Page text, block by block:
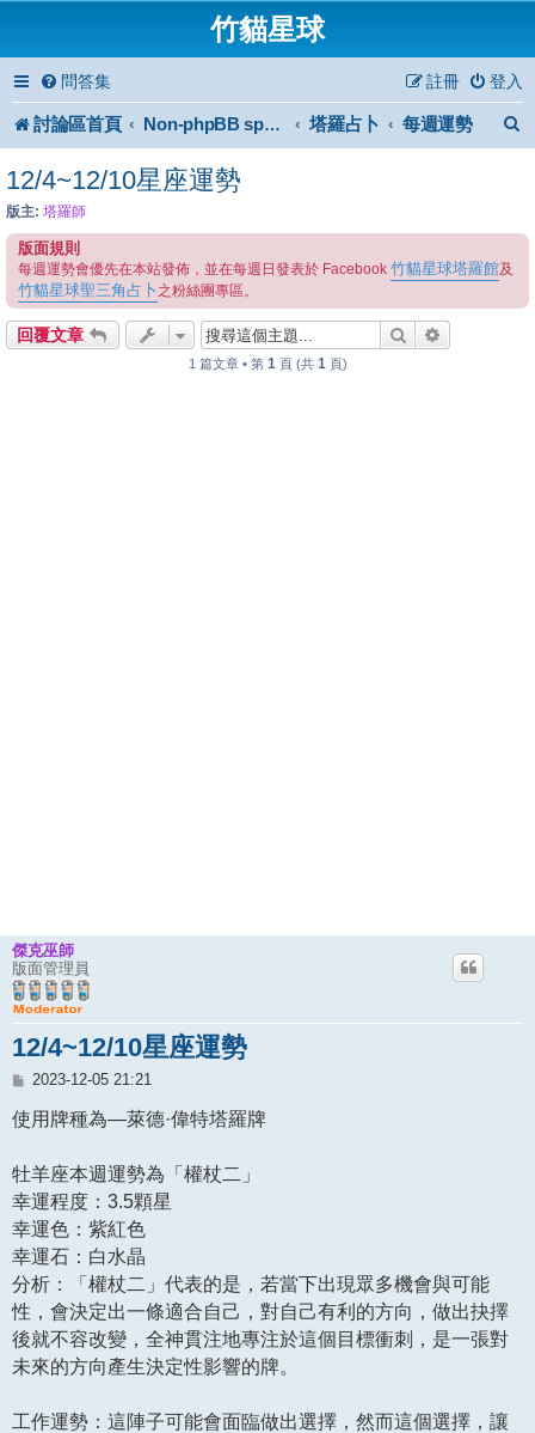
竹貓星球
問答集 登入
註冊
討論區首頁 Non-phpBB specific 塔羅占卜 每週運勢
12/4~12/10星座運勢
版主: 塔羅師
版面規則
每週運勢會優先在本站發佈，並在每週日發表於 Facebook 竹貓星球塔羅館及
竹貓星球聖三角占卜 之粉絲團專區。
回覆文章 搜尋
1 篇文章 • 第 1 頁 (共 1 頁)
傑克巫師
版面管理員
12/4~12/10星座運勢
文
2023-12-05 21:21
使用牌種為—萊德·偉特塔羅牌
牡羊座本週運勢為「權杖二」
幸運程度：3.5顆星
幸運色：紫紅色
幸運石：白水晶
分析：「權杖二」代表的是，若當下出現眾多機會與可能
性，會決定出一條適合自己，對自己有利的方向，做出抉擇
後就不容改變，全神貫注地專注於這個目標衝刺，是一張對
未來的方向產生決定性影響的牌。
工作運勢：這陣子可能會面臨做出選擇，然而這個選擇，讓